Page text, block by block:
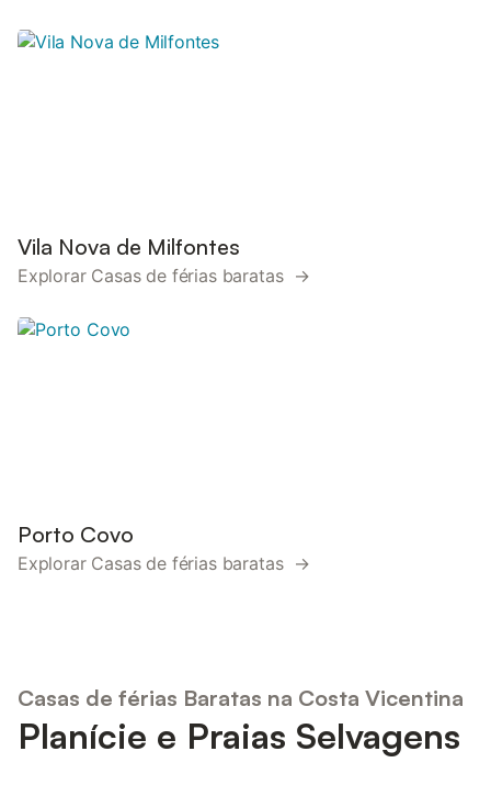
Vila Nova de Milfontes
Explorar Casas de férias baratas →
Porto Covo
Explorar Casas de férias baratas →
Casas de férias Baratas na Costa Vicentina
Planície e Praias Selvagens